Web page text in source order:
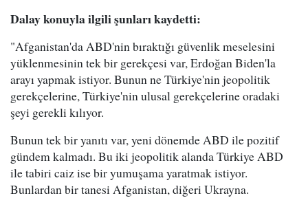
Dalay konuyla ilgili şunları kaydetti:
"Afganistan'da ABD'nin bıraktığı güvenlik meselesini
yüklenmesinin tek bir gerekçesi var, Erdoğan Biden'la
arayı yapmak istiyor. Bunun ne Türkiye'nin jeopolitik
gerekçelerine, Türkiye'nin ulusal gerekçelerine oradaki
şeyi gerekli kılıyor.
Bunun tek bir yanıtı var, yeni dönemde ABD ile pozitif
gündem kalmadı. Bu iki jeopolitik alanda Türkiye ABD
ile tabiri caiz ise bir yumuşama yaratmak istiyor.
Bunlardan bir tanesi Afganistan, diğeri Ukrayna.